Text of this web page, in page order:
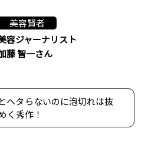
美容賢者
容ジャーナリスト
藤 智一さん
ヘタらないのに泡切れは抜
く秀作！